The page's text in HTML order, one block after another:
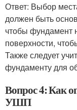
Ответ: Выбор
должен быть
чтобы фундамент
поверхности,
Также следует
фундаменту для
Вопрос 4: Как
УШП